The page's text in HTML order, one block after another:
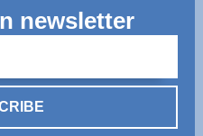
newsletter